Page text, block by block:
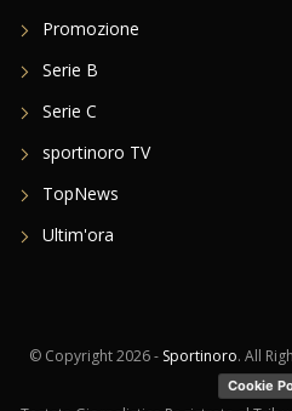
Promozione
Serie B
Serie C
sportinoro TV
TopNews
Ultim'ora
© Copyright2026 - Sportinoro. All
Cookie